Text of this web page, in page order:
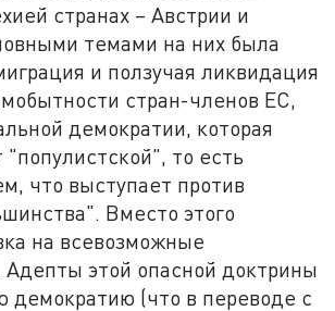
странах – Австрии и
темами на них была
и ползучая ликвидация
стран-членов ЕС,
демократии, которая
"популистской", то есть
что выступает против
Вместо этого
на всевозможные
этой опасной доктрины
демократию (что в переводе с